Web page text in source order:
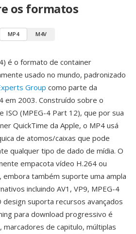
os formatos
MP4 M4V
é o formato de container
usado no mundo, padronizado
Group como parte da
em 2003. Construído sobre o
ISO (MPEG-4 Part 12), que por sua
QuickTime da Apple, o MP4 usá
de atomos/caixas que pode
qualquer tipo de dado de mídia. O
empacota vídeo H.264 ou
embora também suporte uma ampla
incluindo AV1, VP9, MPEG-4
design suporta recursos avançados
para download progressivo é
de capitulo, múltiplas